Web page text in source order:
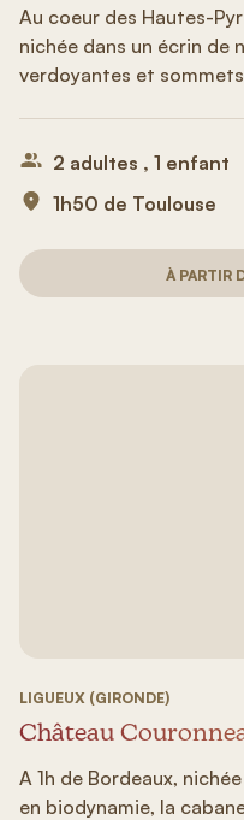
Au coeur des Hautes-
nichée dans un écrin de
verdoyantes et
2 adultes , 1 enfant
1h50 de Toulouse
À PARTIR
LIGUEUX (GIRONDE)
Château
A 1h de Bordeaux,
en biodynamie, la